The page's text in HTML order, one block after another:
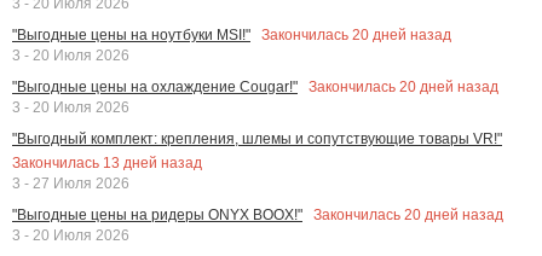
"Выгодные цены на ноутбуки MSI!"
Закончилась 20 дней назад
3 - 20 Июля 2026
"Выгодные цены на охлаждение Cougar!"
Закончилась 20 дней назад
3 - 20 Июля 2026
"Выгодный комплект: крепления, шлемы и сопутствующие товары VR!"
Закончилась 13 дней назад
3 - 27 Июля 2026
"Выгодные цены на ридеры ONYX BOOX!"
Закончилась 20 дней назад
3 - 20 Июля 2026